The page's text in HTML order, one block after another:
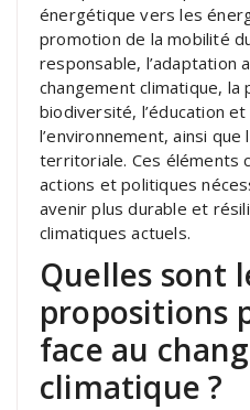
énergétique vers les
promotion de la mobilité
responsable, l’adaptation
changement climatique, la
biodiversité, l’éducation
l’environnement, ainsi
territoriale. Ces éléments
actions et politiques
avenir plus durable et
climatiques actuels.
Quelles sont
propositions
face au
climatique ?